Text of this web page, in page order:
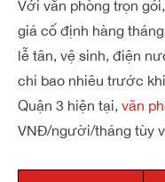
Với văn phòng trọn
giá cố định hàng
lễ tân, vệ sinh, điện
chi bao nhiêu trước
Quận 3 hiện tại, văn
VNĐ/người/tháng tùy